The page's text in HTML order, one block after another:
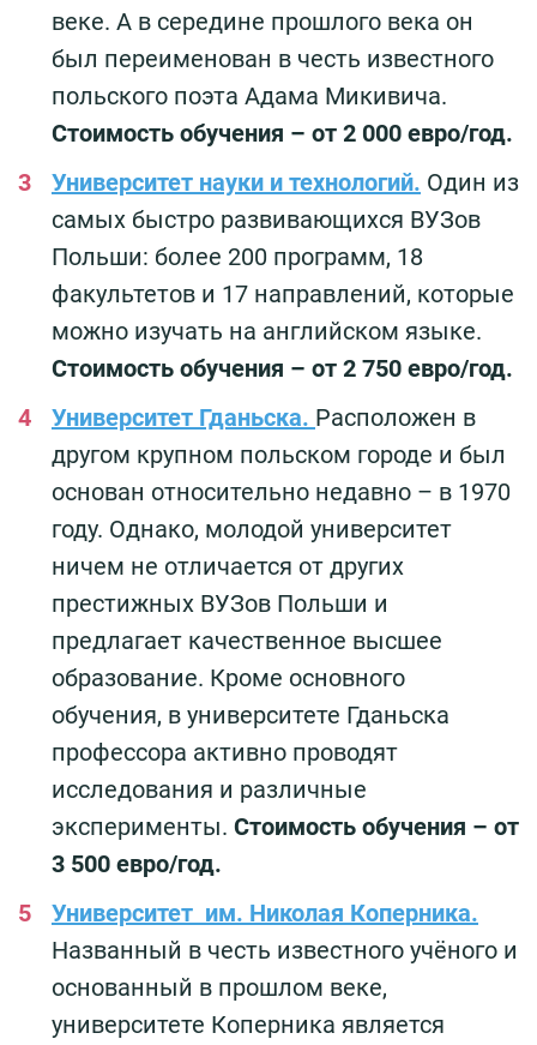
веке. А в середине прошлого века он
был переименован в честь известного
польского поэта Адама Микивича.
Стоимость обучения – от 2 000 евро/год.
Университет науки и технологий. Один из
самых быстро развивающихся ВУЗов
Польши: более 200 программ, 18
факультетов и 17 направлений, которые
можно изучать на английском языке.
Стоимость обучения – от 2 750 евро/год.
Университет Гданьска. Расположен в
другом крупном польском городе и был
основан относительно недавно – в 1970
году. Однако, молодой университет
ничем не отличается от других
престижных ВУЗов Польши и
предлагает качественное высшее
образование. Кроме основного
обучения, в университете Гданьска
профессора активно проводят
исследования и различные
эксперименты. Стоимость обучения – от
3 500 евро/год.
Университет им. Николая Коперника.
Названный в честь известного учёного и
основанный в прошлом веке,
университете Коперника является